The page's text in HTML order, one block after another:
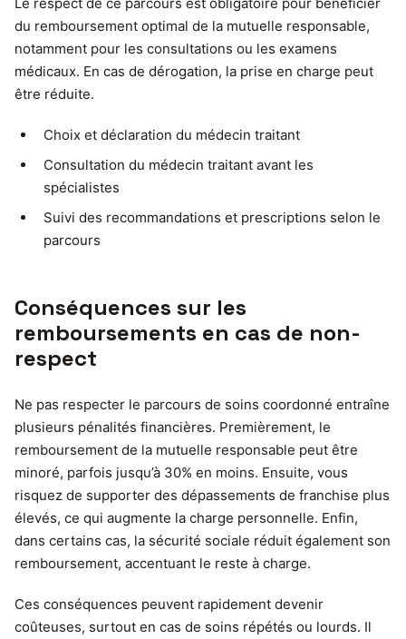
du remboursement optimal de la mutuelle responsable,
notamment pour les consultations ou les examens
médicaux. En cas de dérogation, la prise en charge peut
être réduite.
Choix et déclaration du médecin traitant
Consultation du médecin traitant avant les
spécialistes
Suivi des recommandations et prescriptions selon le
parcours
Conséquences sur les
remboursements en cas de non-
respect
Ne pas respecter le parcours de soins coordonné entraîne
plusieurs pénalités financières. Premièrement, le
remboursement de la mutuelle responsable peut être
minoré, parfois jusqu’à 30% en moins. Ensuite, vous
risquez de supporter des dépassements de franchise plus
élevés, ce qui augmente la charge personnelle. Enfin,
dans certains cas, la sécurité sociale réduit également son
remboursement, accentuant le reste à charge.
Ces conséquences peuvent rapidement devenir
coûteuses, surtout en cas de soins répétés ou lourds. Il